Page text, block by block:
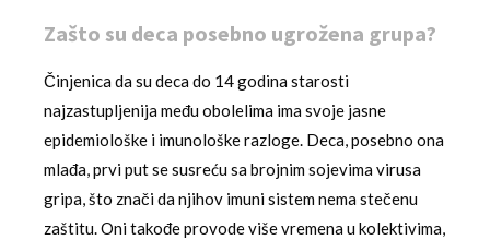
Zašto su deca posebno ugrožena grupa?
Činjenica da su deca do 14 godina starosti
najzastupljenija među obolelima ima svoje jasne
epidemiološke i imunološke razloge. Deca, posebno ona
mlađa, prvi put se susreću sa brojnim sojevima virusa
gripa, što znači da njihov imuni sistem nema stečenu
zaštitu. Oni takođe provode više vremena u kolektivima,